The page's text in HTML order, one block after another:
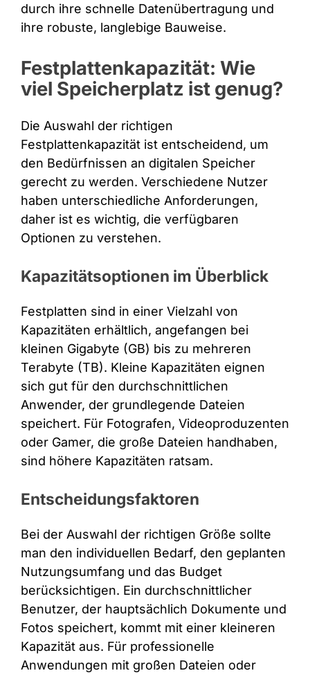
durch ihre schnelle Datenübertragung und
ihre robuste, langlebige Bauweise.
Festplattenkapazität: Wie
viel Speicherplatz ist genug?
Die Auswahl der richtigen
Festplattenkapazität ist entscheidend, um
den Bedürfnissen an digitalen Speicher
gerecht zu werden. Verschiedene Nutzer
haben unterschiedliche Anforderungen,
daher ist es wichtig, die verfügbaren
Optionen zu verstehen.
Kapazitätsoptionen im Überblick
Festplatten sind in einer Vielzahl von
Kapazitäten erhältlich, angefangen bei
kleinen Gigabyte (GB) bis zu mehreren
Terabyte (TB). Kleine Kapazitäten eignen
sich gut für den durchschnittlichen
Anwender, der grundlegende Dateien
speichert. Für Fotografen, Videoproduzenten
oder Gamer, die große Dateien handhaben,
sind höhere Kapazitäten ratsam.
Entscheidungsfaktoren
Bei der Auswahl der richtigen Größe sollte
man den individuellen Bedarf, den geplanten
Nutzungsumfang und das Budget
berücksichtigen. Ein durchschnittlicher
Benutzer, der hauptsächlich Dokumente und
Fotos speichert, kommt mit einer kleineren
Kapazität aus. Für professionelle
Anwendungen mit großen Dateien oder